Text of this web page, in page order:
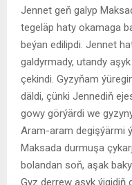
Jennet geň galyp
tegeläp haty okamaga
beýan edilipdi. Jennet
galdyrmady, utandy
çekindi. Gyzyňam
däldi, çünki Jennediň
gowy görýärdi we
Aram-aram degişýärmi
Maksada durmuşa
bolandan soň, aşak
Gyz derrew aşyk ýigidiň